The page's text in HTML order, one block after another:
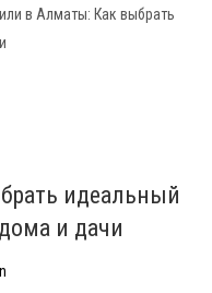
в Алматы: Как выбрать
идеальный
и дачи